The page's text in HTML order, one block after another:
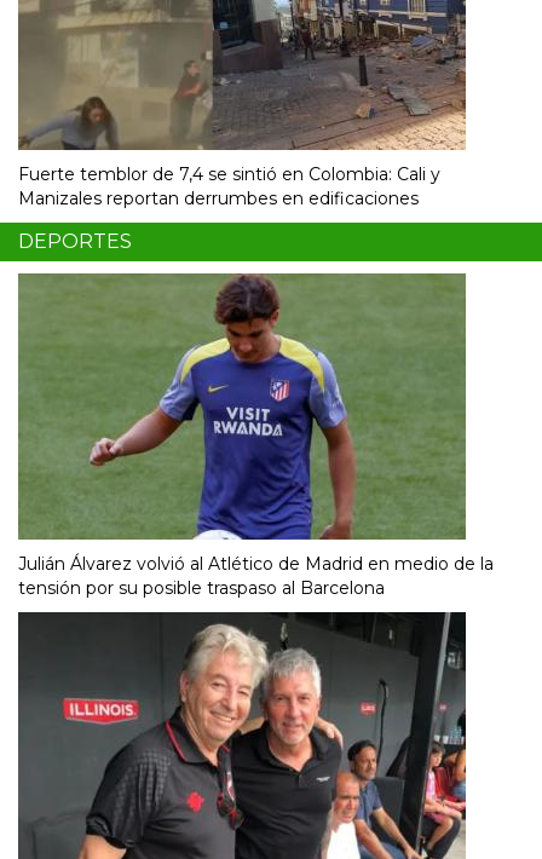
Fuerte temblor de 7,4 se sintió en Colombia: Cali y
Manizales reportan derrumbes en edificaciones
DEPORTES
Julián Álvarez volvió al Atlético de Madrid en medio de la
tensión por su posible traspaso al Barcelona